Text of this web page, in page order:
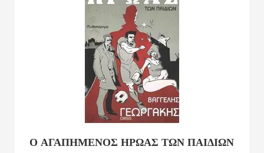
Ο ΑΓΑΠΗΜΈΝΟΣ ΉΡΩΑΣ ΤΩΝ ΠΑΙΔΙΏΝ